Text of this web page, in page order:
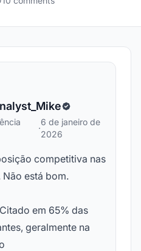
·
6 de janeiro de
2026
competitiva nas
Não está bom.
em 65% das
geralmente na